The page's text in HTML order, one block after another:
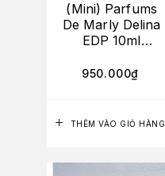
THÊM VÀO GIỎ HÀNG
(Mini) Parfums
De Marly Delina
EDP 10ml
950.000₫